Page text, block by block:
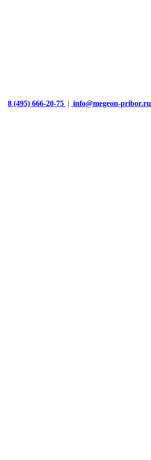
8 (495) 666-20-75 | info@megeon-pribor.ru